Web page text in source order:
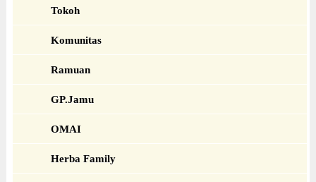
Tokoh
Komunitas
Ramuan
GP.Jamu
OMAI
Herba Family